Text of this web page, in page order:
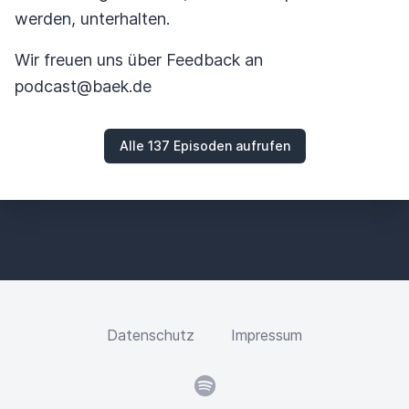
werden, unterhalten.
Wir freuen uns über Feedback an
podcast@baek.de
Alle 137 Episoden aufrufen
Datenschutz Impressum
Spotify